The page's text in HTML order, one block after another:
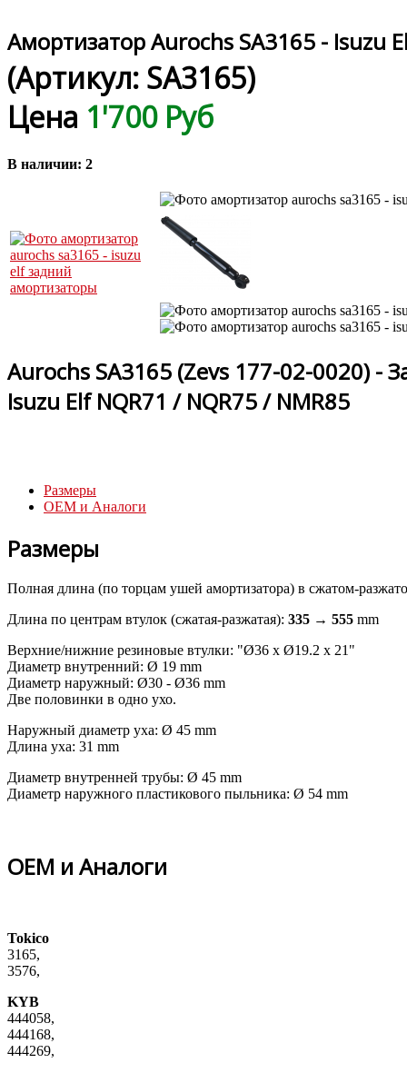
Амортизатор Aurochs SA3165 - Isuzu
(Артикул: SA3165)
Цена 1'700 Руб
В наличии: 2
Aurochs SA3165 (Zevs 177-02-0020) -
Isuzu Elf NQR71 / NQR75 / NMR85
Размеры
OEM и Аналоги
Размеры
Полная длина (по торцам ушей амортизатора) в сжатом-
Длина по центрам втулок (сжатая-разжатая): 335 → 555 mm
Верхние/нижние резиновые втулки: "Ø36 x Ø19.2 x 21"
Диаметр внутренний: Ø 19 mm
Диаметр наружный: Ø30 - Ø36 mm
Две половинки в одно ухо.
Наружный диаметр уха: Ø 45 mm
Длина уха: 31 mm
Диаметр внутренней трубы: Ø 45 mm
Диаметр наружного пластикового пыльника: Ø 54 mm
OEM и Аналоги
Tokico
3165,
3576,
KYB
444058,
444168,
444269,